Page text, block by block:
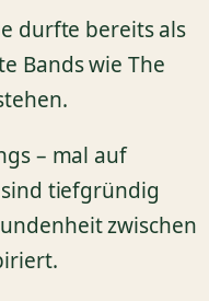
durfte bereits als
Bands wie The
– mal auf
tiefgründig
zwischen